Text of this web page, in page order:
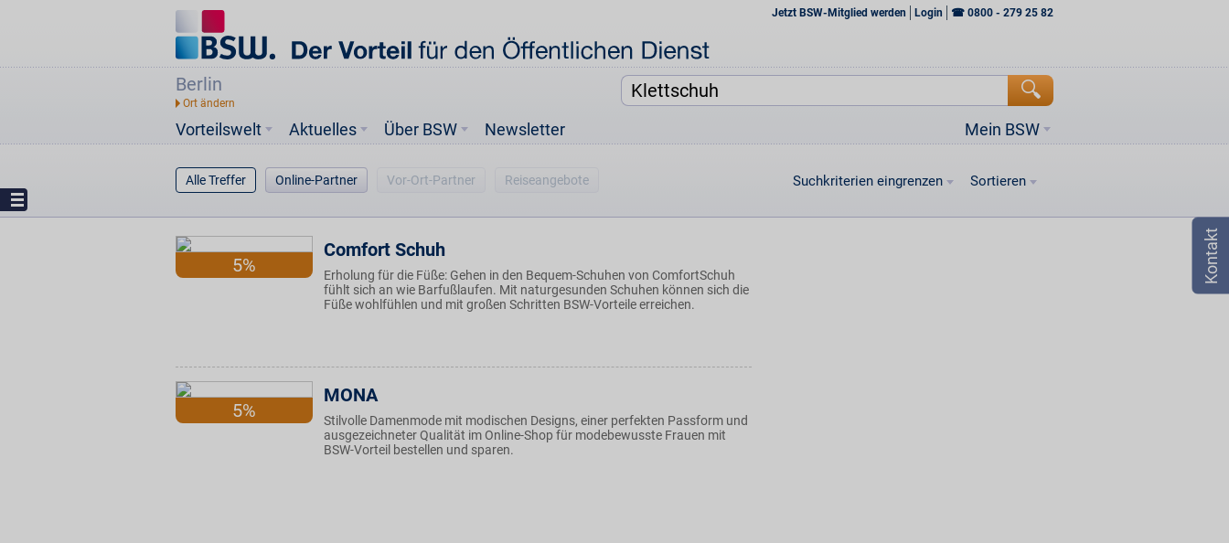
Jetzt BSW-Mitglied werden Login ☎ 0800 - 279 25 82
Berlin
Vorteilswelt Mein BSW
Aktuelles Über BSW Newsletter
Alle Treffer Online-Partner Vor-Ort-Partner Reiseangebote Suchkriterien eingrenzen Sortieren
5%
Comfort Schuh
Erholung für die Füße: Gehen in den Bequem-Schuhen von ComfortSchuh
fühlt sich an wie Barfußlaufen. Mit naturgesunden Schuhen können sich die
Füße wohlfühlen und mit großen Schritten BSW-Vorteile erreichen.
5%
MONA
Stilvolle Damenmode mit modischen Designs, einer perfekten Passform und
ausgezeichneter Qualität im Online-Shop für modebewusste Frauen mit
BSW-Vorteil bestellen und sparen.